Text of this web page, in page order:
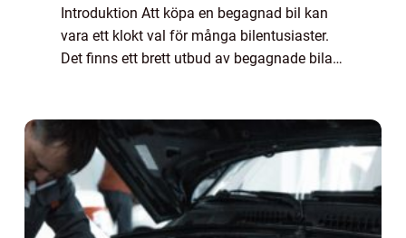
Introduktion Att köpa en begagnad bil kan
vara ett klokt val för många bilentusiaster.
Det finns ett brett utbud av begagnade bilar